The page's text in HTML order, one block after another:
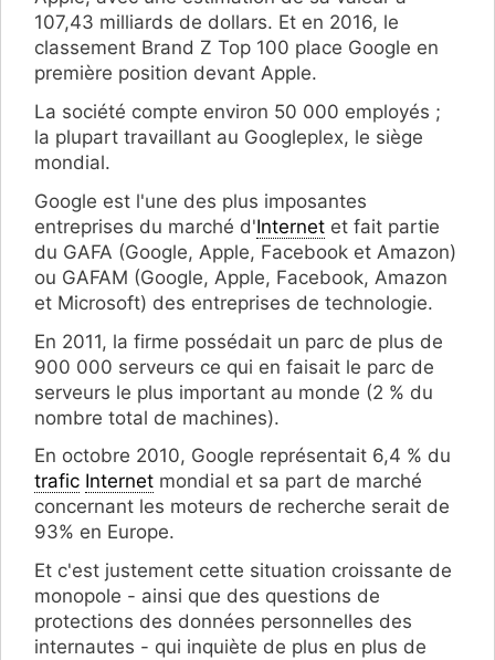
107,43 milliards de dollars. Et en 2016, le
classement Brand Z Top 100 place Google en
première position devant Apple.
La société compte environ 50 000 employés ;
la plupart travaillant au Googleplex, le siège
mondial.
Google est l'une des plus imposantes
entreprises du marché d'Internet et fait partie
du GAFA (Google, Apple, Facebook et Amazon)
ou GAFAM (Google, Apple, Facebook, Amazon
et Microsoft) des entreprises de technologie.
En 2011, la firme possédait un parc de plus de
900 000 serveurs ce qui en faisait le parc de
serveurs le plus important au monde (2 % du
nombre total de machines).
En octobre 2010, Google représentait 6,4 % du
trafic Internet mondial et sa part de marché
concernant les moteurs de recherche serait de
93% en Europe.
Et c'est justement cette situation croissante de
monopole - ainsi que des questions de
protections des données personnelles des
internautes - qui inquiète de plus en plus de